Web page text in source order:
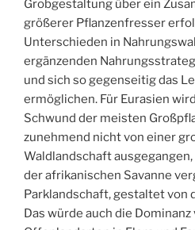
Grobgestaltung über ein
größerer Pflanzenfresser
Unterschieden in
ergänzenden
und sich so gegenseitig das
ermöglichen. Für Eurasien
Schwund der meisten
zunehmend nicht von einer
Waldlandschaft
der afrikanischen Savanne
Parklandschaft, gestaltet von
Das würde auch die